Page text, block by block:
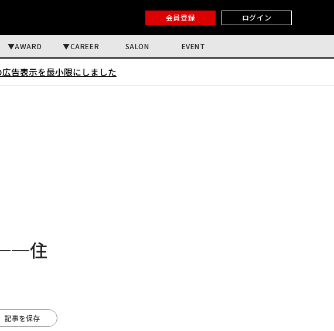
会員登録 ログイン
AWARD CAREER SALON EVENT
告表示を最小限にしました
──住
記事を保存